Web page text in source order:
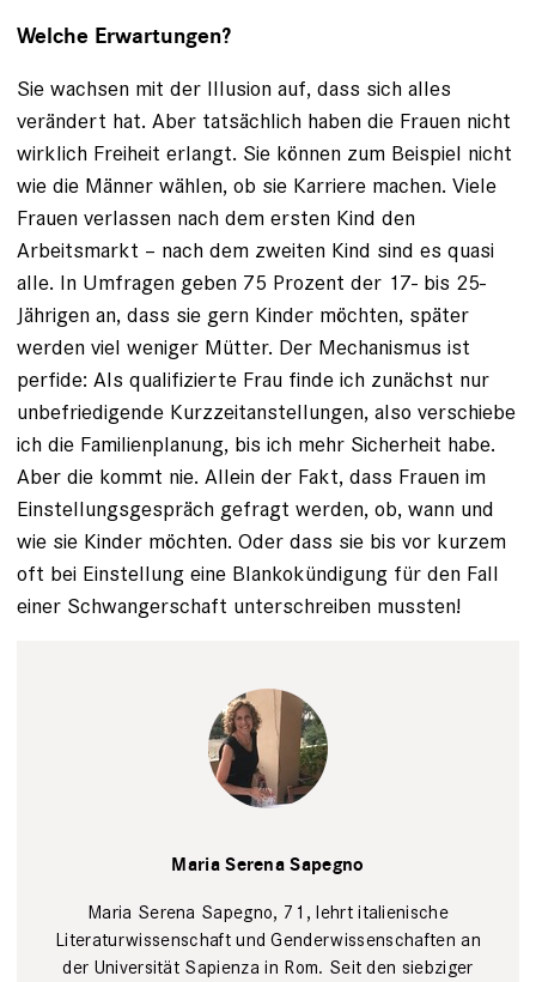
Welche Erwartungen?
Sie wachsen mit der Illusion auf, dass sich alles
verändert hat. Aber tatsächlich haben die Frauen nicht
wirklich Freiheit erlangt. Sie können zum Beispiel nicht
wie die Männer wählen, ob sie Karriere machen. Viele
Frauen verlassen nach dem ersten Kind den
Arbeitsmarkt – nach dem zweiten Kind sind es quasi
alle. In Umfragen geben 75 Prozent der 17- bis 25-
Jährigen an, dass sie gern Kinder möchten, später
werden viel weniger Mütter. Der Mechanismus ist
perfide: Als qualifizierte Frau finde ich zunächst nur
unbefriedigende Kurzzeitanstellungen, also verschiebe
ich die Familienplanung, bis ich mehr Sicherheit habe.
Aber die kommt nie. Allein der Fakt, dass Frauen im
Einstellungsgespräch gefragt werden, ob, wann und
wie sie Kinder möchten. Oder dass sie bis vor kurzem
oft bei Einstellung eine Blankokündigung für den Fall
einer Schwangerschaft unterschreiben mussten!
Maria Serena Sapegno
Maria Serena Sapegno, 71, lehrt italienische
Literaturwissenschaft und Genderwissenschaften an
der Universität Sapienza in Rom. Seit den siebziger